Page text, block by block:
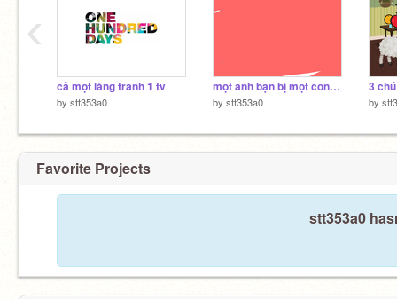
cả một làng tranh 1 tv
by stt353a0
một anh bạn bị một con chó căn vào đít (anh bị vỡ mông)
by stt353a0 by
‹
Favorite Projects
stt353a0